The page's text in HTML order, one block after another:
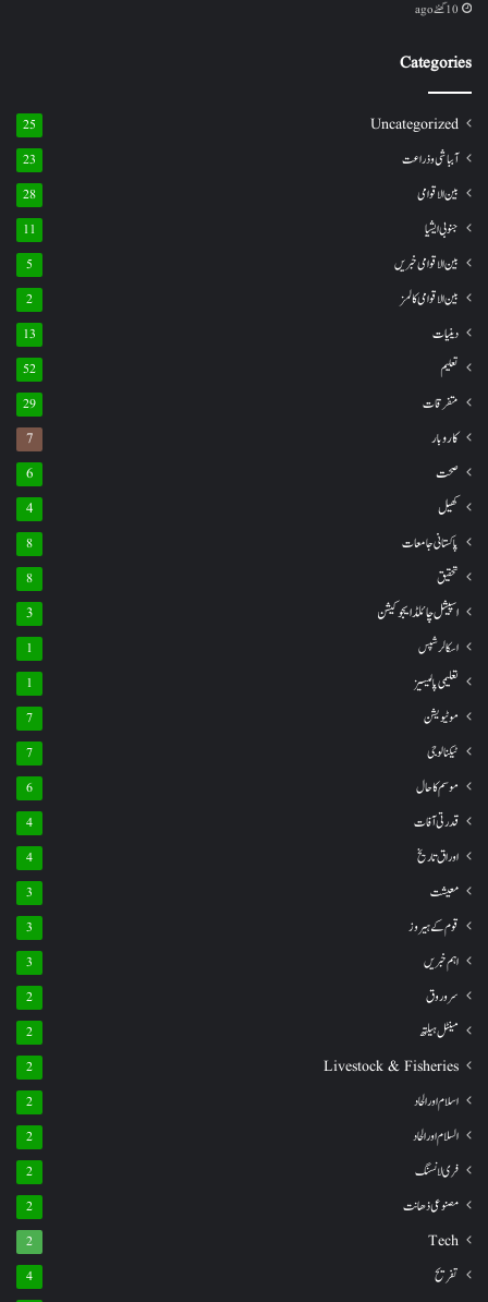
10 گھنٹے ago
Categories
Uncategorized
25
آبباشی وذراعت 23
بین الاقوامی 28
جنوبی ایشیا 11
بین الاقوامی خبریں 5
بین الاقوامی کالمز 2
دینیات 13
تعلیم 52
متفرقات 29
کاروبار 7
صحت 6
کھیل 4
پاکستانی جامعات 8
تحقیق 8
اسپیشل چائلڈ ایجوکیشن 3
اسکالرشپس 1
تعلیمی پالیسیز 1
موٹیویشن 7
ٹیکنالوجی 7
موسم کا حال 6
قدرتی آفات 4
اوراق تاریخ 4
معیشت 3
قوم کے ہیروز 3
اہم خبریں 3
سروروق 2
مینٹل ہیلتھ 2
Livestock & Fisheries
2
اسلام اور الحاد 2
السلام اور الحاد 2
فری لانسنگ 2
مصنوعی ذھانت 2
Tech
2
تفریح 4